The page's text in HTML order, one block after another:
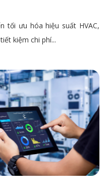
tối ưu hóa hiệu suất HVAC,
kiệm chi phí...